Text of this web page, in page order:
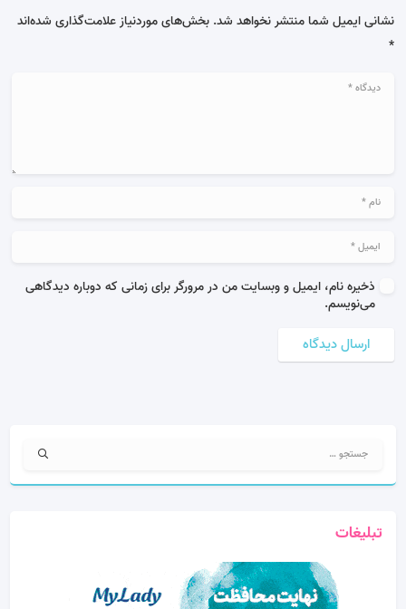
نشانی ایمیل شما منتشر نخواهد شد. بخش‌های موردنیاز علامت‌گذاری شده‌اند
*
ذخیره نام، ایمیل و وبسایت من در مرورگر برای زمانی که دوباره دیدگاهی
می‌نویسم.
ارسال دیدگاه
جستجو
تبلیغات